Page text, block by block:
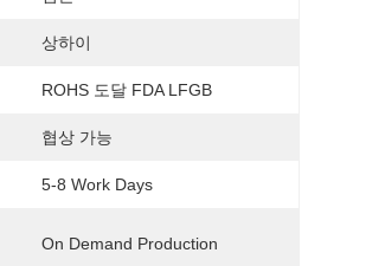
상하이
ROHS 도달 FDA LFGB
협상 가능
5-8 Work Days
On Demand Production